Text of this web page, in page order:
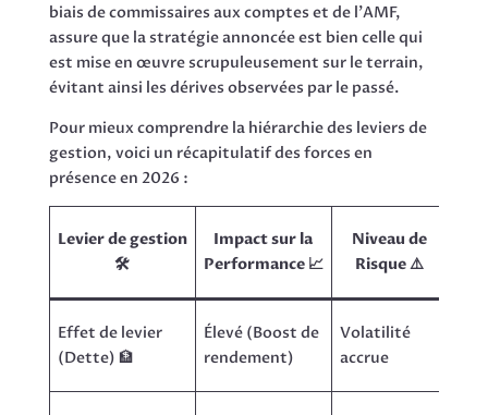
biais de commissaires aux comptes et de l’AMF,
assure que la stratégie annoncée est bien celle qui
est mise en œuvre scrupuleusement sur le terrain,
évitant ainsi les dérives observées par le passé.
Pour mieux comprendre la hiérarchie des leviers de
gestion, voici un récapitulatif des forces en
présence en 2026 :
Levier de gestion
🛠️
Impact sur la
Performance 📈
Niveau de
Risque ⚠️
Effet de levier
(Dette) 🏦
Élevé (Boost de
rendement)
Volatilité
accrue